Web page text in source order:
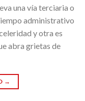
una vía terciaria o
administrativo
y otra es
abra grietas de
→